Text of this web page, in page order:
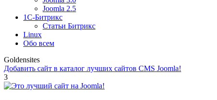
Joomla 2.5
1С-Битрикс
Статьи Битрикс
Linux
Обо всем
Goldensites
Добавить сайт в каталог лучших сайтов CMS Joomla!
3